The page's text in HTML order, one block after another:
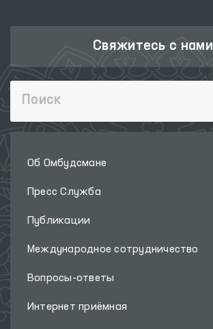
Свяжитесь с нами
Об Омбудсмане
Пресс Служба
Публикации
Международное сотрудничество
Вопросы-ответы
Интернет приёмная